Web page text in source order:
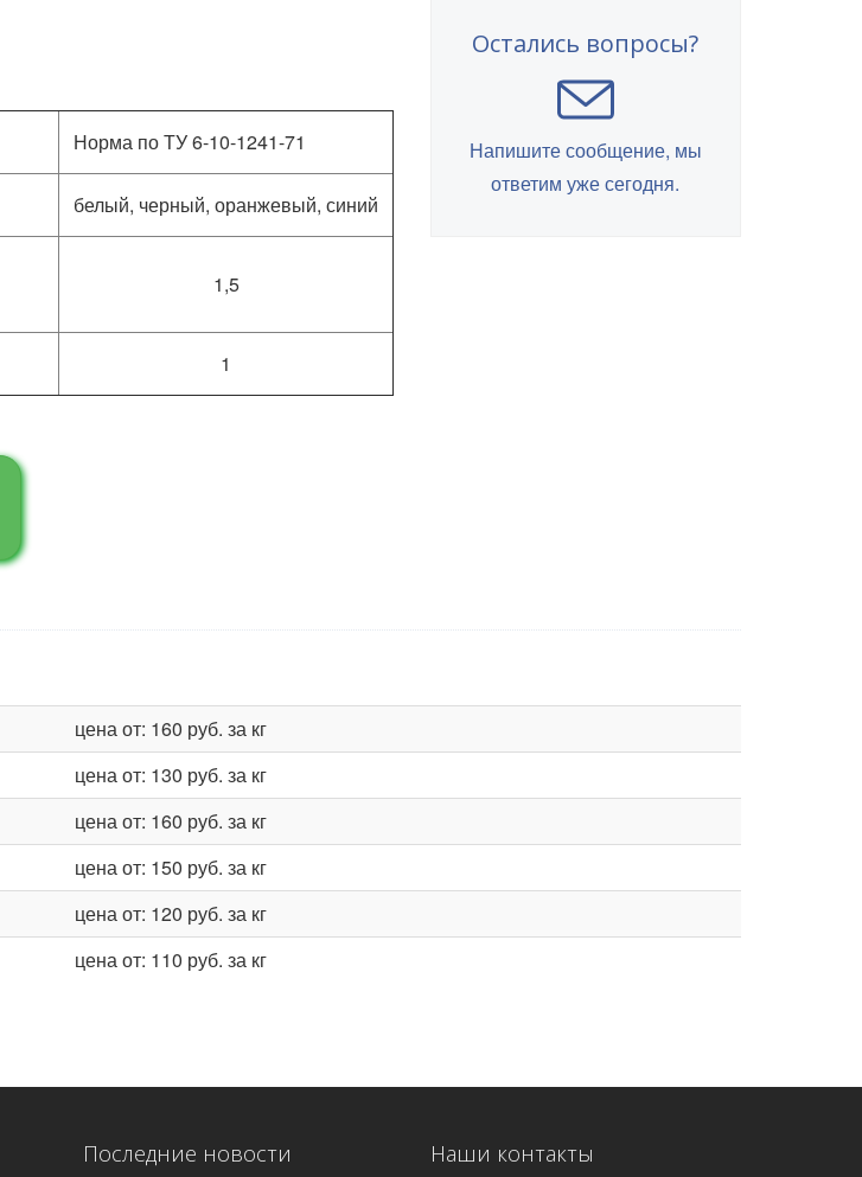
Норма по ТУ 6-10-1241-71
белый, черный, оранжевый, синий
1,5
1
Остались вопросы?
Напишите сообщение, мы
ответим уже сегодня.
цена от: 160 руб. за кг
цена от: 130 руб. за кг
цена от: 160 руб. за кг
цена от: 150 руб. за кг
цена от: 120 руб. за кг
цена от: 110 руб. за кг
Последние новости Наши контакты